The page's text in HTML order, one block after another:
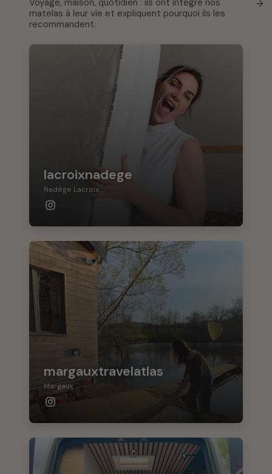
→
Voyage, maison, quotidien : ils ont intégré nos
matelas à leur vie et expliquent pourquoi ils les
recommandent.
lacroixnadege
Nadège Lacroix
margauxtravelatlas
Margaux